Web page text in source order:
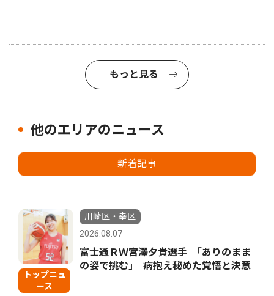
もっと見る
他のエリアのニュース
新着記事
トップニュ
ース
川崎区・幸区
2026.08.07
富士通ＲＷ宮澤夕貴選手 ｢ありのまま
の姿で挑む｣ 病抱え秘めた覚悟と決意